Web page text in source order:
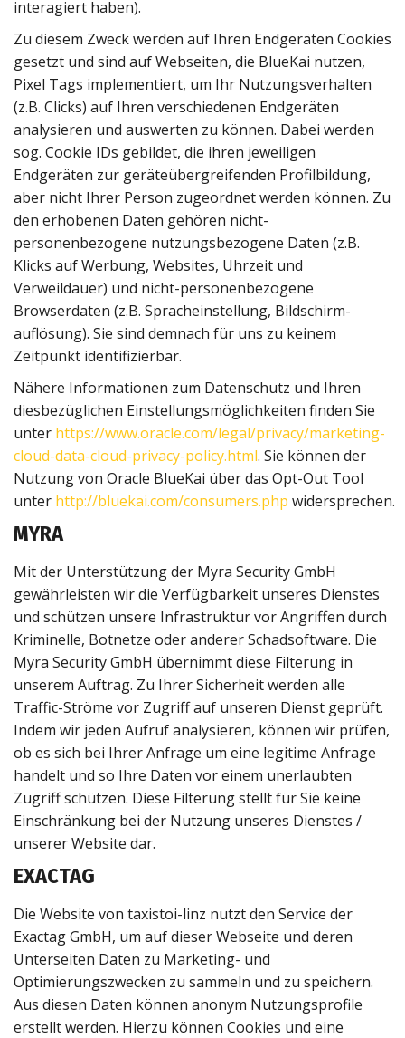
interagiert haben).
Zu diesem Zweck werden auf Ihren Endgeräten Cookies
gesetzt und sind auf Webseiten, die BlueKai nutzen,
Pixel Tags implementiert, um Ihr Nutzungsverhalten
(z.B. Clicks) auf Ihren verschiedenen Endgeräten
analysieren und auswerten zu können. Dabei werden
sog. Cookie IDs gebildet, die ihren jeweiligen
Endgeräten zur geräteübergreifenden Profilbildung,
aber nicht Ihrer Person zugeordnet werden können. Zu
den erhobenen Daten gehören nicht-
personenbezogene nutzungsbezogene Daten (z.B.
Klicks auf Werbung, Websites, Uhrzeit und
Verweildauer) und nicht-personenbezogene
Browserdaten (z.B. Spracheinstellung, Bildschirm-
auflösung). Sie sind demnach für uns zu keinem
Zeitpunkt identifizierbar.
Nähere Informationen zum Datenschutz und Ihren
diesbezüglichen Einstellungsmöglichkeiten finden Sie
unter https://www.oracle.com/legal/privacy/marketing-
cloud-data-cloud-privacy-policy.html. Sie können der
Nutzung von Oracle BlueKai über das Opt-Out Tool
unter http://bluekai.com/consumers.php widersprechen.
MYRA
Mit der Unterstützung der Myra Security GmbH
gewährleisten wir die Verfügbarkeit unseres Dienstes
und schützen unsere Infrastruktur vor Angriffen durch
Kriminelle, Botnetze oder anderer Schadsoftware. Die
Myra Security GmbH übernimmt diese Filterung in
unserem Auftrag. Zu Ihrer Sicherheit werden alle
Traffic-Ströme vor Zugriff auf unseren Dienst geprüft.
Indem wir jeden Aufruf analysieren, können wir prüfen,
ob es sich bei Ihrer Anfrage um eine legitime Anfrage
handelt und so Ihre Daten vor einem unerlaubten
Zugriff schützen. Diese Filterung stellt für Sie keine
Einschränkung bei der Nutzung unseres Dienstes /
unserer Website dar.
EXACTAG
Die Website von taxistoi-linz nutzt den Service der
Exactag GmbH, um auf dieser Webseite und deren
Unterseiten Daten zu Marketing- und
Optimierungszwecken zu sammeln und zu speichern.
Aus diesen Daten können anonym Nutzungsprofile
erstellt werden. Hierzu können Cookies und eine